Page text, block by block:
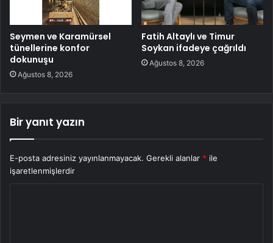
Seymen ve Karamürsel
tünellerine konfor
dokunuşu
Ağustos 8, 2026
Fatih Altaylı ve Timur
Soykan ifadeye çağrıldı
Ağustos 8, 2026
Bir yanıt yazın
E-posta adresiniz yayınlanmayacak. Gerekli alanlar * ile
işaretlenmişlerdir